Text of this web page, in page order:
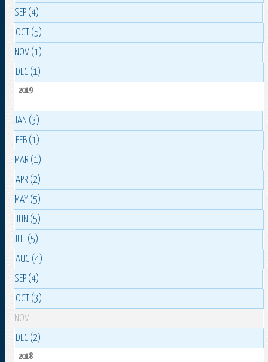
SEP (4)
OCT (5)
NOV (1)
DEC (1)
2019
JAN (3)
FEB (1)
MAR (1)
APR (2)
MAY (5)
JUN (5)
JUL (5)
AUG (4)
SEP (4)
OCT (3)
NOV
DEC (2)
2018